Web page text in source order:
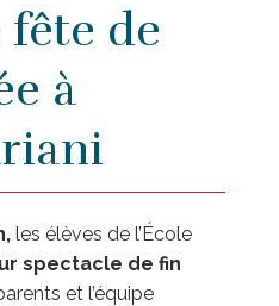
de
à
les élèves de l’École
spectacle de fin
et l’équipe